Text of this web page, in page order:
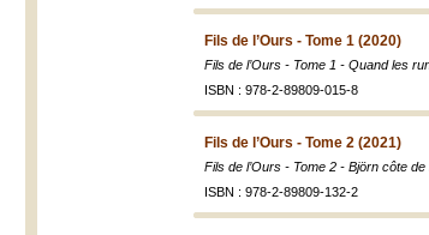
Fils de l’Ours - Tome 1 (2020)
Fils de l’Ours - Tome 1 - Quand les
ISBN : 978-2-89809-015-8
Fils de l’Ours - Tome 2 (2021)
Fils de l’Ours - Tome 2 - Björn côte de
ISBN : 978-2-89809-132-2